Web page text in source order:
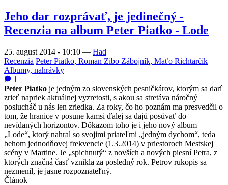
Jeho dar rozprávať, je jedinečný -
Recenzia na album Peter Piatko - Lode
25. august 2014 - 10:10 — Had
Recenzia Peter Piatko, Roman Zibo Zábojník, Maťo Richtarčík
Albumy, nahrávky
1
Peter Piatko je jedným zo slovenských pesničkárov, ktorým sa darí
zrieť napriek aktuálnej vyzretosti, s akou sa stretáva náročný
poslucháč u nás len zriedka. Za roky, čo ho poznám ma presvedčil o
tom, že hranice v posune kamsi ďalej sa dajú posúvať do
nevídaných horizontov. Dôkazom toho je i jeho nový album
„Lode“, ktorý nahral so svojimi priateľmi „jedným dychom“, teda
behom jednodňovej frekvencie (1.3.2014) v priestoroch Mestskej
scény v Martine. Je „spichnutý“ z novších a nových piesní Petra, z
ktorých značná časť vznikla za posledný rok. Petrov rukopis sa
nezmenil, je jasne rozpoznateľný.
Článok